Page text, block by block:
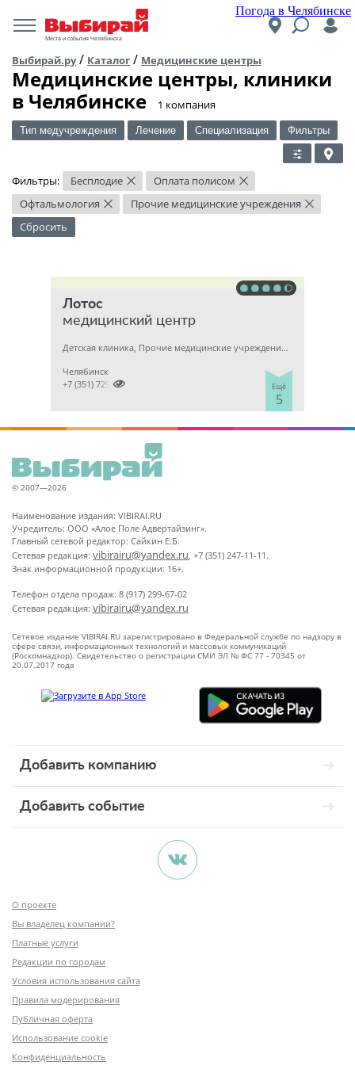
Погода в Челябинске
Места и события Челябинска
Выбирай.ру/ Каталог / Медицинские центры
Медицинские центры, клиники
в Челябинске
​1 компания
Тип медучреждения Лечение Специализация Фильтры
Фильтры: Бесплодие × Оплата полисом ×
Офтальмология × Прочие медицинские учреждения ×
Сбросить
Лотос
медицинский центр
Детская клиника, Прочие медицинские учреждения, Гинекология
Ещё
5
Челябинск

+7 (351) 7298929
© 2007—2026
Наименование издания: VIBIRAI.RU
Учредитель: ООО «Алое Поле Адвертайзинг».
Главный сетевой редактор: Сайкин Е.Б.
Сетевая редакция: vibirairu@yandex.ru, +7 (351) 247-11-11.
Знак информационной продукции: 16+.
Телефон отдела продаж: 8 (917) 299-67-02
Сетевая редакция: vibirairu@yandex.ru
Сетевое издание VIBIRAI.RU зарегистрировано в Федеральной службе по надзору в
сфере связи, информационных технологий и массовых коммуникаций
(Роскомнадзор). Свидетельство о регистрации СМИ ЭЛ № ФС 77 - 70345 от
20.07.2017 года
Добавить компанию
Добавить событие
О проекте
Вы владелец компании?
Платные услуги
Редакции по городам
Условия использования сайта
Правила модерирования
Публичная оферта
Использование cookie
Конфиденциальность